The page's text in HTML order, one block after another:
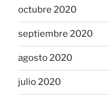
octubre 2020
septiembre 2020
agosto 2020
julio 2020